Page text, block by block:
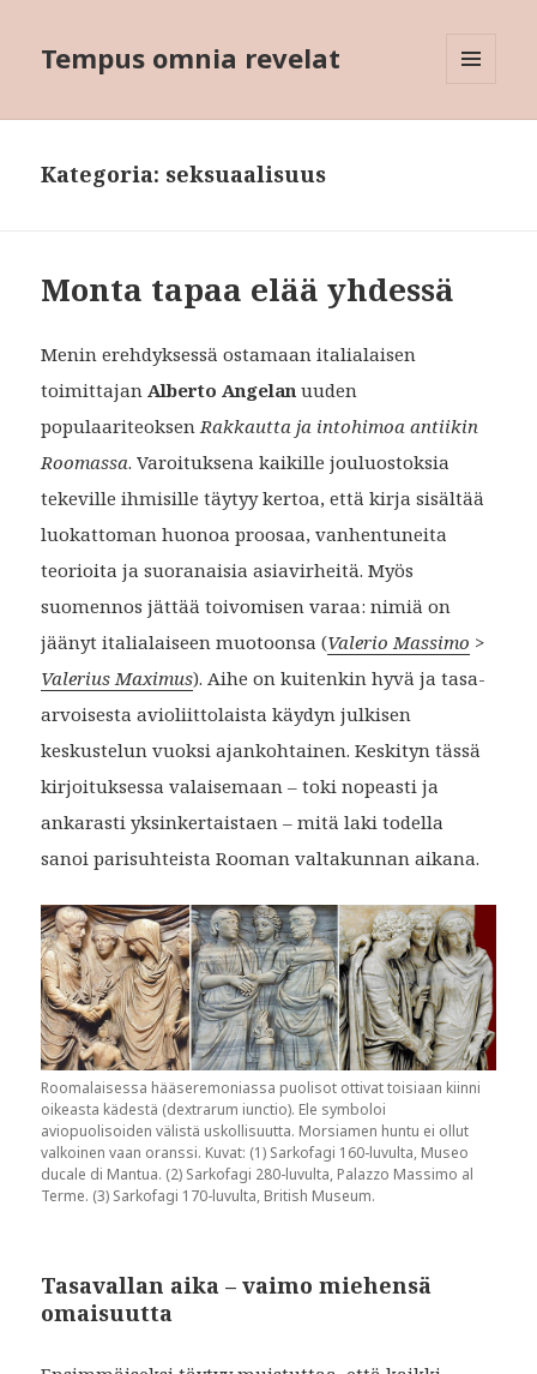
Tempus omnia revelat
Kategoria: seksuaalisuus
Monta tapaa elää yhdessä
Menin erehdyksessä ostamaan italialaisen
toimittajanAlberto Angelan uuden
populaariteoksenRakkautta ja intohimoa antiikin
Roomassa. Varoituksena kaikille jouluostoksia
tekeville ihmisille täytyy kertoa, että kirja sisältää
luokattoman huonoa proosaa, vanhentuneita
teorioita ja suoranaisia asiavirheitä. Myös
suomennos jättää toivomisen varaa: nimiä on
jäänyt italialaiseen muotoonsa (Valerio Massimo >
Valerius Maximus). Aihe on kuitenkin hyvä ja tasa-
arvoisesta avioliittolaista käydyn julkisen
keskustelun vuoksi ajankohtainen. Keskityn tässä
kirjoituksessa valaisemaan – toki nopeasti ja
ankarasti yksinkertaistaen – mitä laki todella
sanoi parisuhteista Rooman valtakunnan aikana.
Roomalaisessa hääseremoniassa puolisot ottivat toisiaan kiinni
oikeasta kädestä (dextrarum iunctio). Ele symboloi
aviopuolisoiden välistä uskollisuutta. Morsiamen huntu ei ollut
valkoinen vaan oranssi. Kuvat: (1) Sarkofagi 160-luvulta, Museo
ducale di Mantua. (2) Sarkofagi 280-luvulta, Palazzo Massimo al
Terme. (3) Sarkofagi 170-luvulta, British Museum.
Tasavallan aika – vaimo miehensä
omaisuutta